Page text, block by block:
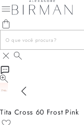
Tita Cross 60 Frost Pink